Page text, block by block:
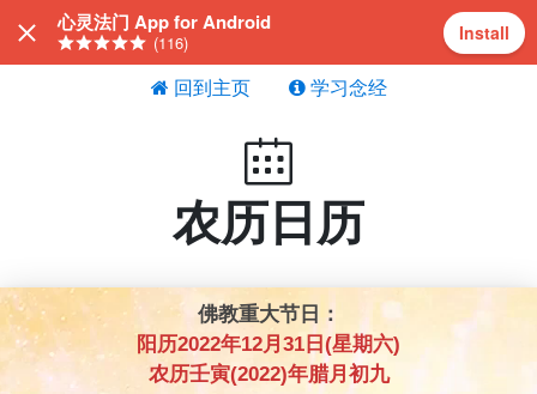
心灵法门 App for Android
(116) Install
回到主页 学习念经
农历日历
佛教重大节日：
阳历2022年12月31日(星期六)
农历壬寅(2022)年腊月初九